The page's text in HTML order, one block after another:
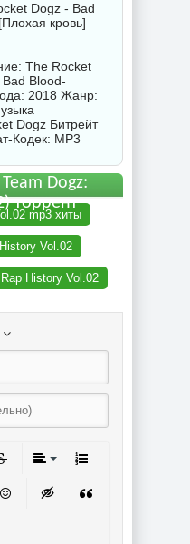
Dogz - Bad
кровь]
The Rocket
Blood-
2018 Жанр:
Dogz Битрейт
Кодек: MP3
Dogz:
торрент
mp3 хиты
Vol.02
History Vol.02